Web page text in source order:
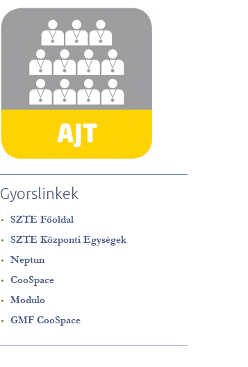
Gyorslinkek
SZTE Főoldal
SZTE Központi Egységek
Neptun
CooSpace
Modulo
GMF CooSpace